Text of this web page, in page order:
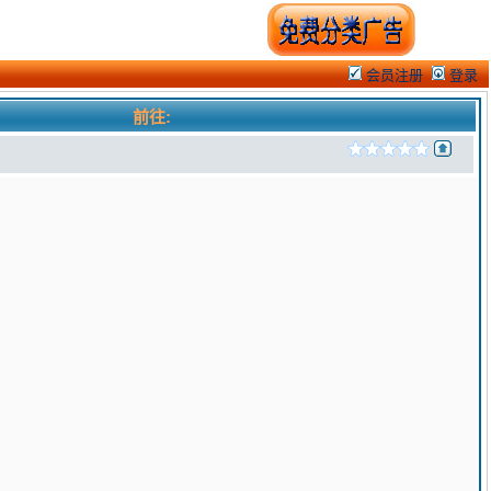
会员注册 登录
前往: